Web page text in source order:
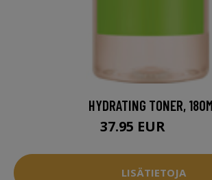
HYDRATING TONER,
37.95 EUR
LISÄTIETOJA